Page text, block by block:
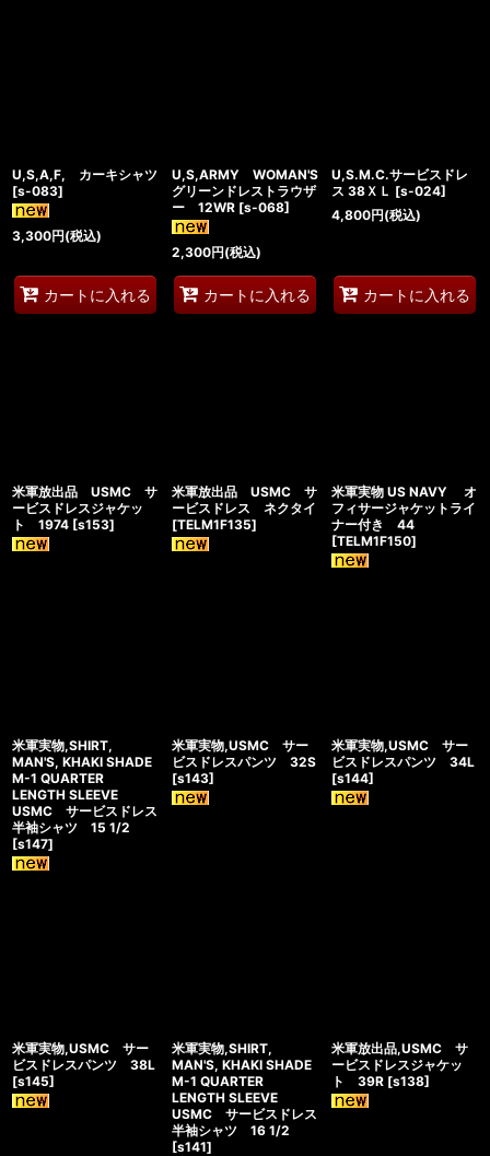
U,S,A,F, カーキシャツ
[s-083]
3,300円(税込)
カートに入れる
U,S,ARMY WOMAN'S
グリーンドレストラウザ
ー 12WR [s-068]
2,300円(税込)
カートに入れる
U,S.M.C.サービスドレ
ス 38ＸＬ [s-024]
4,800円(税込)
カートに入れる
米軍放出品 USMC サ
ービスドレスジャケッ
ト 1974 [s153]
米軍放出品 USMC サ
ービスドレス ネクタイ
[TELM1F135]
米軍実物 US NAVY オ
フィサージャケットライ
ナー付き 44
[TELM1F150]
米軍実物,SHIRT,
MAN'S, KHAKI SHADE
M-1 QUARTER
LENGTH SLEEVE
USMC サービスドレス
半袖シャツ 15 1/2
[s147]
米軍実物,USMC サー
ビスドレスパンツ 32S
[s143]
米軍実物,USMC サー
ビスドレスパンツ 34L
[s144]
米軍実物,USMC サー
ビスドレスパンツ 38L
[s145]
米軍実物,SHIRT,
MAN'S, KHAKI SHADE
M-1 QUARTER
LENGTH SLEEVE
USMC サービスドレス
半袖シャツ 16 1/2
[s141]
米軍放出品,USMC サ
ービスドレスジャケッ
ト 39R [s138]